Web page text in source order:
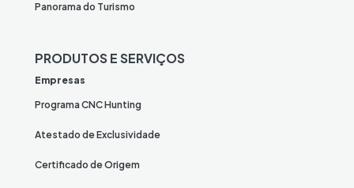
Panorama do Turismo
PRODUTOS E SERVIÇOS
Empresas
Programa CNC Hunting
Atestado de Exclusividade
Certificado de Origem